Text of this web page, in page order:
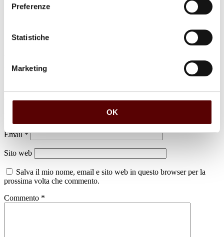
Preferenze
Statistiche
Marketing
OK
Lascia un commento
Il tuo indirizzo email non sarà pubblicato. I campi obbligatori sono
contrassegnati*
Email*
Sito web
Salva il mio nome, email e sito web in questo browser per la
prossima volta che commento.
Commento *